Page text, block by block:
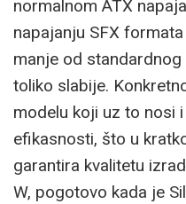
normalnom ATX
napajanju SFX
manje od
toliko slabije.
modelu koji uz to nosi i
efikasnosti, što u
garantira kvalitetu
W, pogotovo kada je